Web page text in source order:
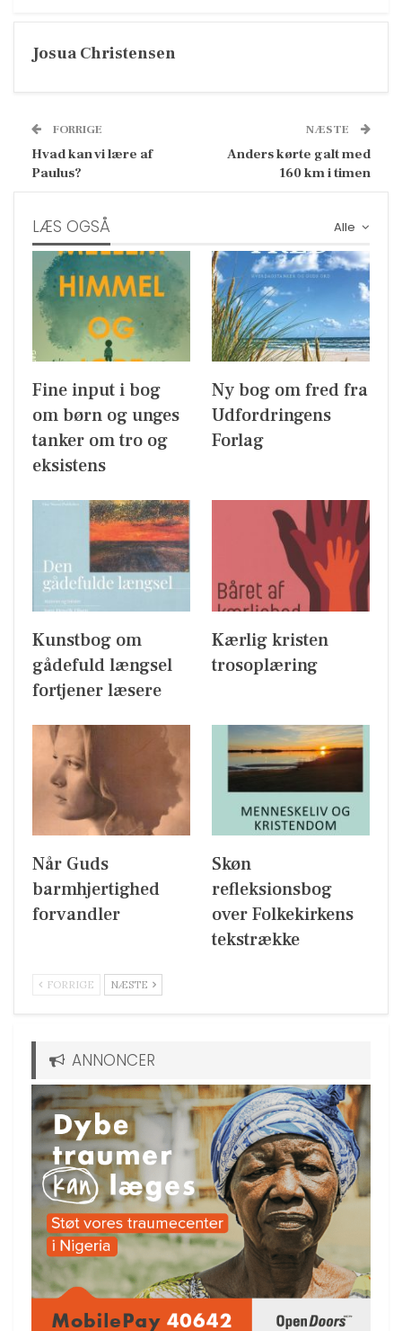
Josua Christensen
FORRIGE
Hvad kan vi lære af
Paulus?
NÆSTE
Anders kørte galt med
160 km i timen
Alle
LÆS OGSÅ
Fine input i bog
om børn og unges
tanker om tro og
eksistens
Ny bog om fred fra
Udfordringens
Forlag
Kunstbog om
gådefuld længsel
fortjener læsere
Kærlig kristen
trosoplæring
Når Guds
barmhjertighed
forvandler
Skøn
refleksionsbog
over Folkekirkens
tekstrække
FORRIGE NÆSTE
ANNONCER